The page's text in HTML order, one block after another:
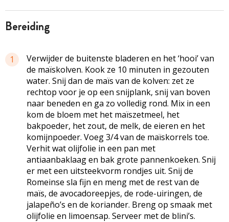
bereiding
1
Verwijder de buitenste bladeren en het ‘hooi’ van
de maïskolven. Kook ze 10 minuten in gezouten
water. Snij dan de maïs van de kolven: zet ze
rechtop voor je op een snijplank, snij van boven
naar beneden en ga zo volledig rond. Mix in een
kom de bloem met het maïszetmeel, het
bakpoeder, het zout, de melk, de eieren en het
komijnpoeder. Voeg 3/4 van de maïskorrels toe.
Verhit wat olijfolie in een pan met
antiaanbaklaag en bak grote pannenkoeken. Snij
er met een uitsteekvorm rondjes uit. Snij de
Romeinse sla fijn en meng met de rest van de
maïs, de avocadoreepjes, de rode-uiringen, de
jalapeño’s en de koriander. Breng op smaak met
olijfolie en limoensap. Serveer met de blini’s.